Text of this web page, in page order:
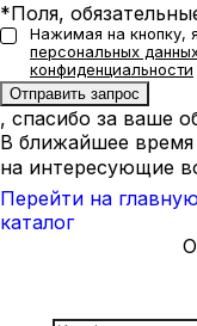
*Поля,
Нажимая на кнопку,
персональных
конфиденциальности
, спасибо за ваше
В ближайшее
на интересующие
Перейти на главную
каталог